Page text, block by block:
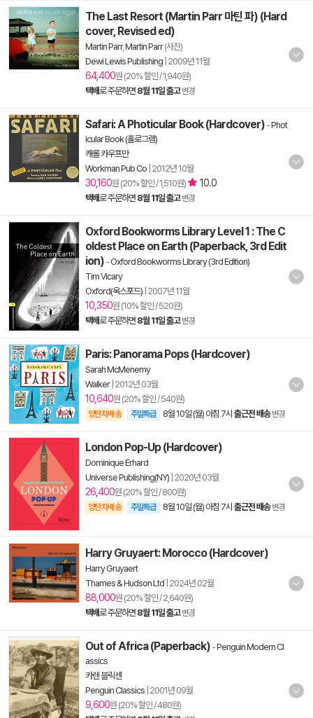
The Last Resort (Martin Parr 마틴 파) (Hard
cover, Revised ed)
Martin Parr,Martin Parr(사진)
Dewi Lewis Publishing 2009년 11월
64,400원 (20% 할인 / 1,940원)
택배로 주문하면 8월 11일 출고 변경
Safari: A Photicular Book (Hardcover) -Phot
icular Book (홀로그램)
캐롤 카우프만
Workman Pub Co 2012년 10월
30,160원 (20% 할인 / 1,510원) 10.0
택배로 주문하면 8월 11일 출고 변경
Oxford Bookworms Library Level 1 : The C
oldest Place on Earth (Paperback, 3rd Edit
ion) -Oxford Bookworms Library (3rd Edition)
Tim Vicary
Oxford(옥스포드) 2007년 11월
10,350원 (10% 할인 / 520원)
택배로 주문하면 8월 11일 출고 변경
Paris: Panorama Pops (Hardcover)
Sarah McMenemy
Walker| 2012년 03월
10,640원 (20% 할인 / 540원)
양탄자배송 주말특급 8월 10일 (월) 아침 7시 출근전 배송 변경
London Pop-Up (Hardcover)
Dominique Erhard
Universe Publishing(NY) 2020년 03월
26,400원 (20% 할인 / 800원)
양탄자배송 주말특급 8월 10일 (월) 아침 7시 출근전 배송 변경
Harry Gruyaert: Morocco (Hardcover)
Harry Gruyaert
Thames & Hudson Ltd 2024년 02월
88,000원 (20% 할인 / 2,640원)
택배로 주문하면 8월 11일 출고 변경
Out of Africa (Paperback) -Penguin Modern Cl
assics
카렌 블릭센
Penguin Classics 2001년 09월
9,600원 (20% 할인 / 480원)